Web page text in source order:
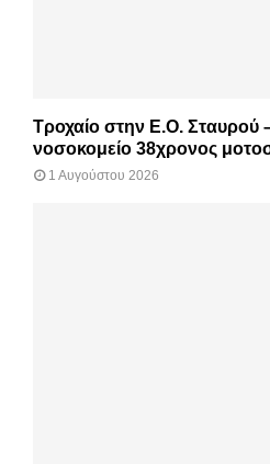
Τροχαίο στην Ε.Ο. Σταυρού
νοσοκομείο 38χρονος
1 Αυγούστου 2026